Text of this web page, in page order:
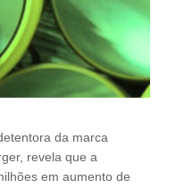
da marca
revela que a
em aumento de